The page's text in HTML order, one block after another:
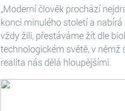
„Moderní člověk prochází
konci minulého století a
vždy žili, přestáváme žít dle
technologickém světě, v
realita nás dělá hloupějšími.